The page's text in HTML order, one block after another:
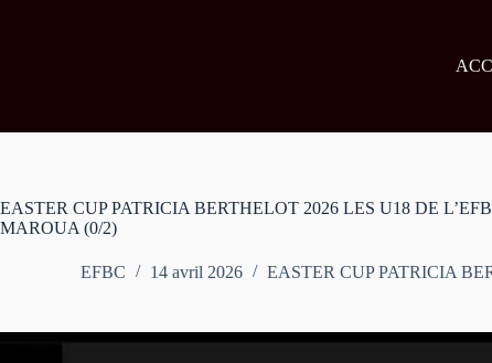
EASTER CUP PATRICIA BERTHELOT 2026 LES U18 DE
MAROUA (0/2)
EFBC 14 avril 2026 EASTER CUP PATRICIA